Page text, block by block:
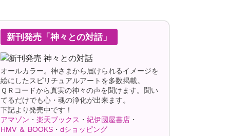
新刊発売「神々との対話」
オールカラー。神さまから届けられるイメージを
絵にしたスピリチュアルアートを多数掲載。
ＱＲコードから真実の神々の声を聞けます。聞い
てるだけでも心・魂の浄化が出来ます。
下記より発売中です！
アマゾン ・楽天ブックス ・紀伊國屋書店 ・
HMV ＆ BOOKS ・dショッピング